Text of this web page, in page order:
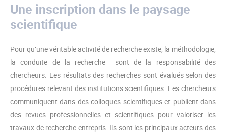
Une inscription dans le paysage
scientifique
Pour qu’une véritable activité de recherche existe, la méthodologie,
la conduite de la recherche sont de la responsabilité des
chercheurs. Les résultats des recherches sont évalués selon des
procédures relevant des institutions scientifiques. Les chercheurs
communiquent dans des colloques scientifiques et publient dans
des revues professionnelles et scientifiques pour valoriser les
travaux de recherche entrepris. Ils sont les principaux acteurs des